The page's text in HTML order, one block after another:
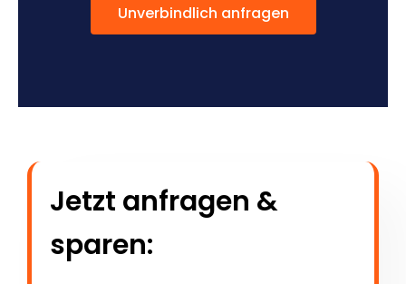
Unverbindlich anfragen
Jetzt anfragen &
sparen: